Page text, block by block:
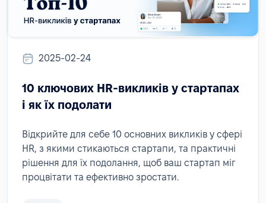
2025-02-24
10 ключових HR-викликів у стартапах
і як їх подолати
Відкрийте для себе 10 основних викликів у сфері
HR, з якими стикаються стартапи, та практичні
рішення для їх подолання, щоб ваш стартап міг
процвітати та ефективно зростати.